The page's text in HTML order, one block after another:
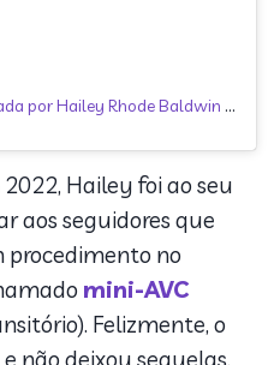
Uma publicação compartilhada por Hailey Rhode Baldwin Bieber (@haileybieber)
Hailey foi ao seu
aos seguidores que
procedimento no
mini-AVC
Felizmente, o
não deixou sequelas.